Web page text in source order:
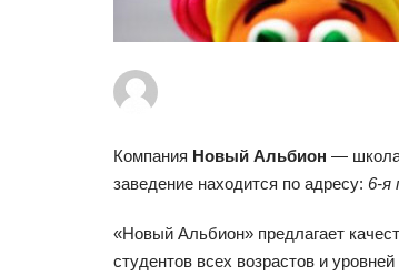
Компания Новый Альбион — школа
заведение находится по адресу: 6-я
«Новый Альбион» предлагает
студентов всех возрастов и